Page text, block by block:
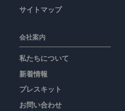
サイトマップ
会社案内
私たちについて
新着情報
プレスキット
お問い合わせ